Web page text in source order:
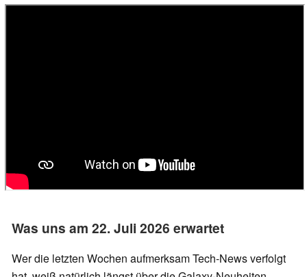
Was uns am 22. Juli 2026 erwartet
Wer die letzten Wochen aufmerksam Tech-News verfolgt